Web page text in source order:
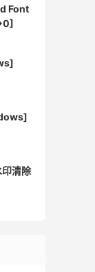
Font
清除